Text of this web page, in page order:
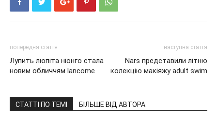
попередня стаття
Лупить люпіта ніонго стала
новим обличчям lancome
наступна стаття
Nars представили літню
колекцію макіяжу adult swim
СТАТТІ ПО ТЕМІ БІЛЬШЕ ВІД АВТОРА